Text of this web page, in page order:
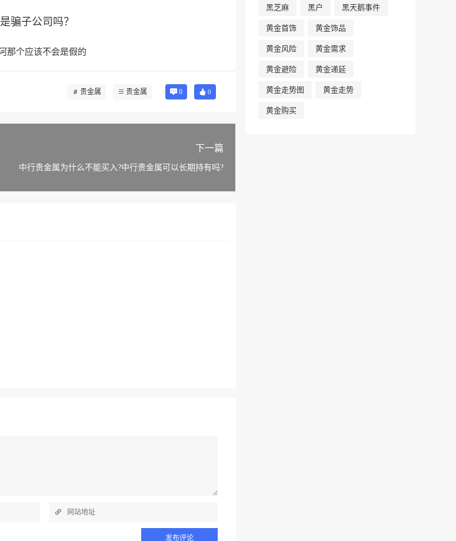
骗子公司吗？
那个应该不会是假的
贵金属 贵金属 0 0
下一篇
中行贵金属为什么不能买入?中行贵金属可以长期持有吗?
黑芝麻 黑户 黑天鹅事件
黄金首饰 黄金饰品
黄金风险 黄金需求
黄金避险 黄金递延
黄金走势图 黄金走势
黄金购买